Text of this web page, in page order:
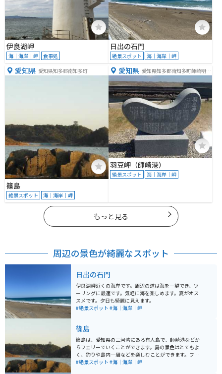
伊良湖岬
海｜海岸｜岬 食事処
日出の石門
絶景スポット 海｜海岸｜岬
愛知県 愛知県知多郡南知多町
篠島
絶景スポット 海｜海岸｜岬
愛知県 愛知県知多郡南知多町師崎明神
山２
羽豆岬（師崎港）
絶景スポット 海｜海岸｜岬
もっと見る
周辺の景色が綺麗なスポット
日出の石門
伊良湖岬近くの海岸です。周辺の道は海を一望でき、ツ
ーリングに最適です。気軽に海を楽しめます。夏がオス
スメです。夕日も綺麗に見えます。
#絶景スポット #海｜海岸｜岬
篠島
篠島は、愛知県の三河湾にある有人島で、師崎港などか
らフェリーでいくことができます。島の景色はとてもよ
く、釣りや島内一周などを楽しむことができます。フグ
やタコなどもとても美味しいです。 観光地となっていま
#絶景スポット #海｜海岸｜岬